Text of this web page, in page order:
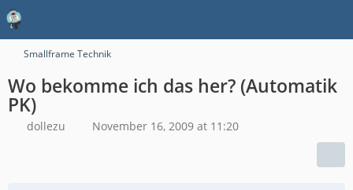
Smallframe Technik
Wo bekomme ich das her? (Automatik
PK)
dollezu November 16, 2009 at 11:20